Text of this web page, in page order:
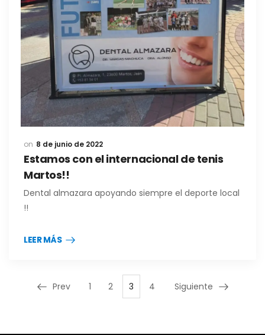
8 de junio de 2022
Estamos con el internacional de tenis
Martos!!
Dental almazara apoyando siempre el deporte local
!!
LEER MÁS
Prev 1 2 3 4 Siguiente